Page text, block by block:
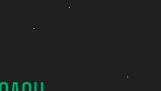
операция, при